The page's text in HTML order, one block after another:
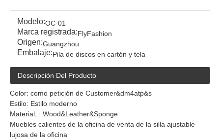
Modelo:OC-01
Marca registrada:FlyFashion
Origen:Guangzhou
Embalaje:Pila de discos en cartón y tela
Descripción Del Producto
Color: como petición de Customer&dm4atp&s
Estilo: Estilo moderno
Material; : Wood&Leather&Sponge
Muebles calientes de la oficina de venta de la silla ajustable
lujosa de la oficina